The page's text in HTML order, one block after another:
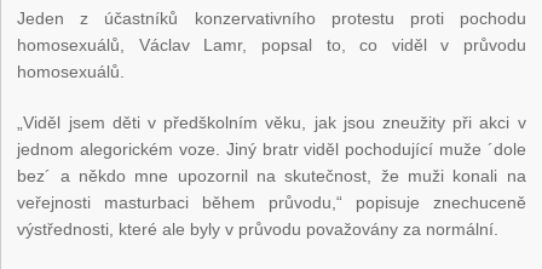
Jeden z účastníků konzervativního protestu proti pochodu
homosexuálů, Václav Lamr, popsal to, co viděl v průvodu
homosexuálů.
„Viděl jsem děti v předškolním věku, jak jsou zneužity při akci v
jednom alegorickém voze. Jiný bratr viděl pochodující muže ´dole
bez´ a někdo mne upozornil na skutečnost, že muži konali na
veřejnosti masturbaci během průvodu,“ popisuje znechuceně
výstřednosti, které ale byly v průvodu považovány za normální.